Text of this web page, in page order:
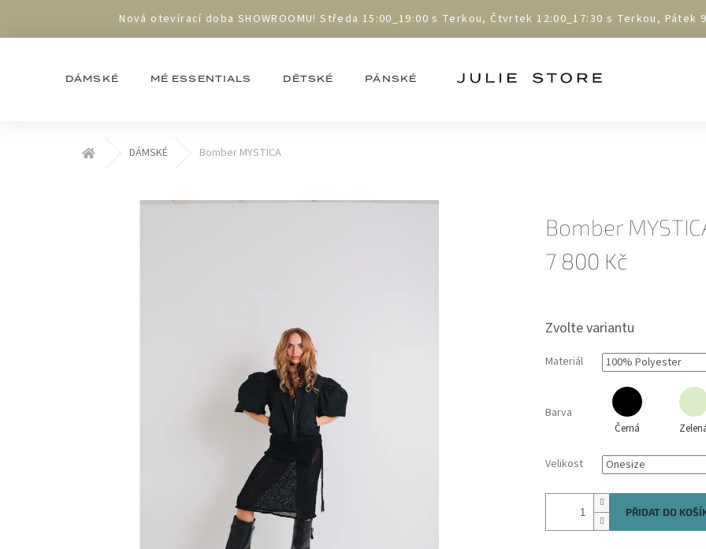
obsah
Nová otevírací doba SHOWROOMU! Středa 15:00_19:00 s Terkou, Čtvrtek 12:00_17:30 s Terkou, Pátek
DÁMSKÉ MÉ ESSENTIALS DĚTSKÉ PÁNSKÉ
Domů DÁMSKÉ Bomber MYSTICA
Bomber
7 800 Kč
Zvolte variantu
Materiál
Barva
Černá
Velikost
PŘIDAT DO